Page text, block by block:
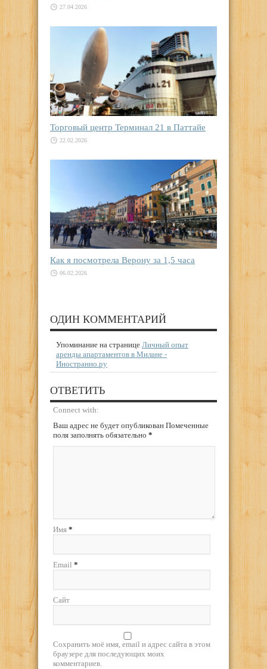
27.04.2026
Торговый центр Терминал 21 в Паттайе
22.02.2026
Как я посмотрела Верону за 1,5 часа
06.02.2026
ОДИН КОММЕНТАРИЙ
Упоминание на странице Личный опыт
аренды апартаментов в Милане -
Иностранно.ру
ОТВЕТИТЬ
Connect with:
Ваш адрес не будет опубликован Помеченные
поля заполнять обязательно *
Имя *
Email *
Сайт
Сохранить моё имя, email и адрес сайта в этом
браузере для последующих моих
комментариев.